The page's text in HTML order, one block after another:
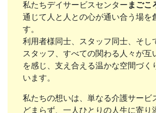
私たちデイサービスセンター まごこ
通じて人と人との心が通い合う場を
す。
利用者様同士、スタッフ同士、そし
スタッフ、すべての関わる人々が互
を感じ、支え合える温かな空間づく
います。
私たちの想いは、単なる介護サービ
どまらず、一人ひとりの人生に寄り